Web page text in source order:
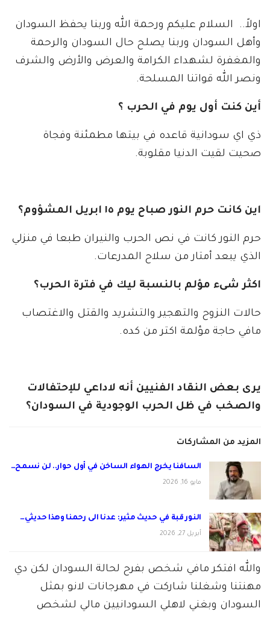
اولاً.. السلام عليكم ورحمة الله وربنا يحفظ السودان
وأهل السودان وربنا يصلح حال السودان والرحمة
والمغفرة لشهداء الكرامة والعرض والأرض والشرف
ونصر الله قواتنا المسلحة.
أين كنت أول يوم في الحرب ؟
ذي اي سودانية قاعده في بيتها مطمئنة وفجاة
صحيت لقيت الدنيا مقلوبة.
اين كانت حرم النور صباح يوم ١٥ ابريل المشؤوم؟
حرم النور كانت في نص الحرب والنيران طبعا في منزلي
الذي يبعد أمتار من سلاح المدرعات.
اكثر شىء مؤلم بالنسبة ليك في فترة الحرب؟
حالات النزوح والتهجير والتشريد والقتل والاغتصاب
مافي حاجة مؤلمة اكتر من كده.
يرى بعض النقاد الفنيين أنه لاداعي للإحتفالات
والصخب في ظل الحرب الوجودية في السودان؟
المزيد من المشاركات
السافنا يخرج الهواء الساخن في أول حوار.. لن نسمح…
مايو 16, 2026
النور قبة في حديث مثير: عدنا الى رحمنا وهذا حديثي…
أبريل 27, 2026
والله افتكر مافي شخص بفرح لحالة السودان لكن دي
مهنتنا وشغلنا شاركت في مهرجانات لانو بمثل
السودان وبغني لاهلي السودانيين مالي لشخص